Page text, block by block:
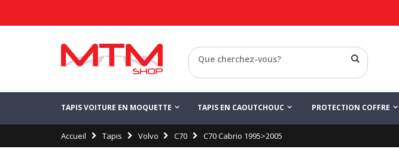
Retour
TAPIS VOITURE EN MOQUETTE TAPIS EN CAOUTCHOUC PROTECTION COFFRE
Accueil Tapis Volvo C70 C70 Cabrio 1995>2005